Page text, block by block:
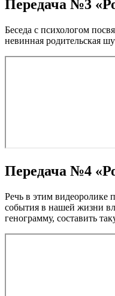
Передача №3
Беседа с психологом
невинная родительская
Передача №4
Речь в этим
события в нашей жизни
генограмму, составить